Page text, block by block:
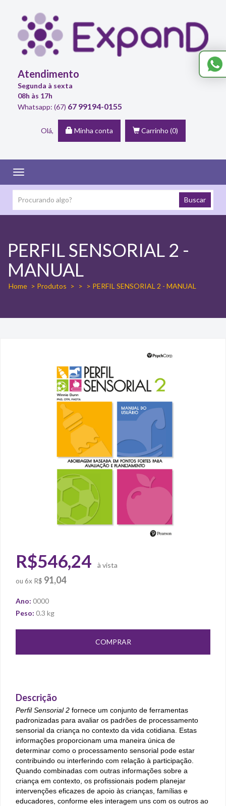
Atendimento
Segunda à sexta
08h às 17h
Whatsapp: (67) 67 99194-0155
Olá, Minha conta Carrinho (0)
Toggle
navigation
Buscar
PERFIL SENSORIAL 2 -
MANUAL
Home > Produtos > > > PERFIL SENSORIAL 2 - MANUAL
R$546,24 à vista
ou 6x R$ 91,04
Ano: 0000
Peso: 0.3 kg
Descrição
Perfil Sensorial 2 fornece um conjunto de ferramentas
padronizadas para avaliar os padrões de processamento
sensorial da criança no contexto da vida cotidiana. Estas
informações proporcionam uma maneira única de
determinar como o processamento sensorial pode estar
contribuindo ou interferindo com relação à participação.
Quando combinadas com outras informações sobre a
criança em contexto, os profissionais podem planejar
intervenções eficazes de apoio às crianças, famílias e
educadores, conforme eles interagem uns com os outros ao